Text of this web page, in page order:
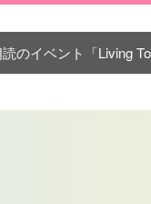
のイベント「Living